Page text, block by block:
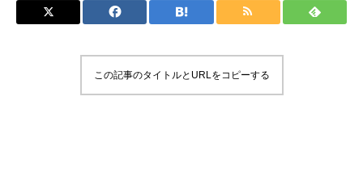
この記事のタイトルとURLをコピーする